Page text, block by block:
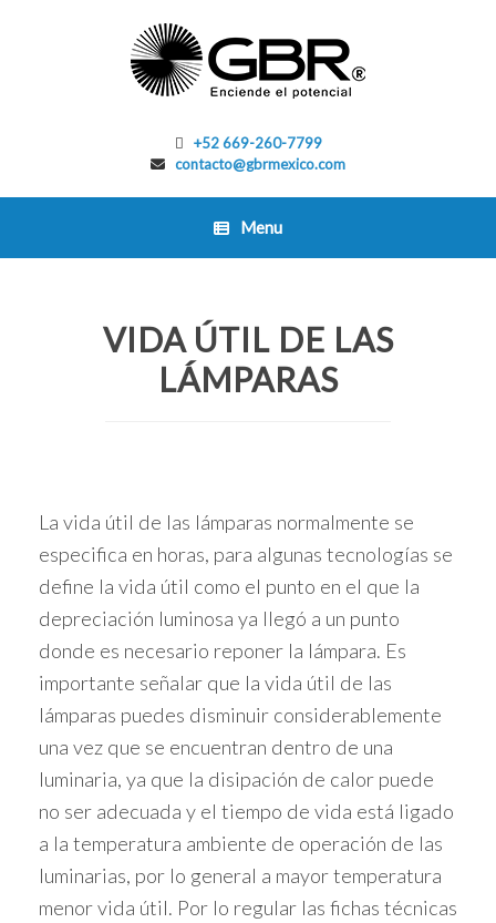
+52 669-260-7799
contacto@gbrmexico.com
Menu
VIDA ÚTIL DE LAS
LÁMPARAS
La vida útil de las lámparas normalmente se
especifica en horas, para algunas tecnologías se
define la vida útil como el punto en el que la
depreciación luminosa ya llegó a un punto
donde es necesario reponer la lámpara. Es
importante señalar que la vida útil de las
lámparas puedes disminuir considerablemente
una vez que se encuentran dentro de una
luminaria, ya que la disipación de calor puede
no ser adecuada y el tiempo de vida está ligado
a la temperatura ambiente de operación de las
luminarias, por lo general a mayor temperatura
menor vida útil. Por lo regular las fichas técnicas